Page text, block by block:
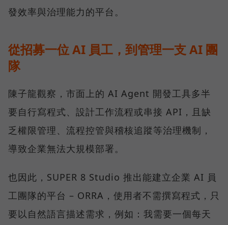
發效率與治理能力的平台。
從招募一位 AI 員工，到管理一支 AI 團
隊
陳子龍觀察，市面上的 AI Agent 開發工具多半
要自行寫程式、設計工作流程或串接 API，且缺
乏權限管理、流程控管與稽核追蹤等治理機制，
導致企業無法大規模部署。
也因此，SUPER 8 Studio 推出能建立企業 AI 員
工團隊的平台 – ORRA，使用者不需撰寫程式，只
要以自然語言描述需求，例如：我需要一個每天